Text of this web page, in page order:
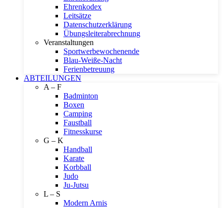
Ehrenkodex
Leitsätze
Datenschutzerklärung
Übungsleiterabrechnung
Veranstaltungen
Sportwerbewochenende
Blau-Weiße-Nacht
Ferienbetreuung
ABTEILUNGEN
A – F
Badminton
Boxen
Camping
Faustball
Fitnesskurse
G – K
Handball
Karate
Korbball
Judo
Ju-Jutsu
L – S
Modern Arnis